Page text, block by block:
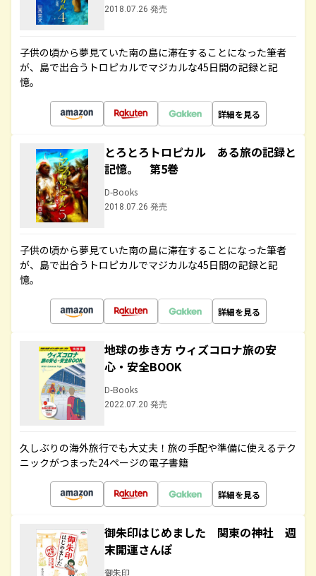
2018.07.26 発売
子供の頃から夢見ていた南の島に滞在することになった筆者
が、島で出合うトロピカルでマジカルな45日間の記録と記
憶。
詳細を見る
とろとろトロピカル ある旅の記録と
記憶。 第5巻
D-Books
2018.07.26 発売
子供の頃から夢見ていた南の島に滞在することになった筆者
が、島で出合うトロピカルでマジカルな45日間の記録と記
憶。
詳細を見る
地球の歩き方 ウィズコロナ旅の安
心・安全BOOK
D-Books
2022.07.20 発売
久しぶりの海外旅行でも大丈夫！旅の手配や準備に使えるテク
ニックがつまった24ページの電子書籍
詳細を見る
御朱印はじめました 関東の神社 週
末開運さんぽ
御朱印